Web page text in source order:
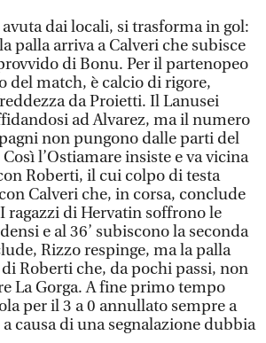
dai locali, si trasforma in gol:
palla arriva a Calveri che subisce
di Bonu. Per il partenopeo
del match, è calcio di rigore,
da Proietti. Il Lanusei
ad Alvarez, ma il numero
non pungono dalle parti del
l’Ostiamare insiste e va vicina
Roberti, il cui colpo di testa
Calveri che, in corsa, conclude
ragazzi di Hervatin soffrono le
e al 36’ subiscono la seconda
Rizzo respinge, ma la palla
Roberti che, da pochi passi, non
La Gorga. A fine primo tempo
per il 3 a 0 annullato sempre a
causa di una segnalazione dubbia